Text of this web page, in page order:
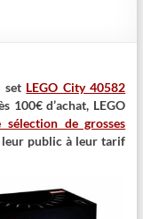
set LEGO City 40582
100€ d’achat, LEGO
sélection de grosses
leur public à leur tarif